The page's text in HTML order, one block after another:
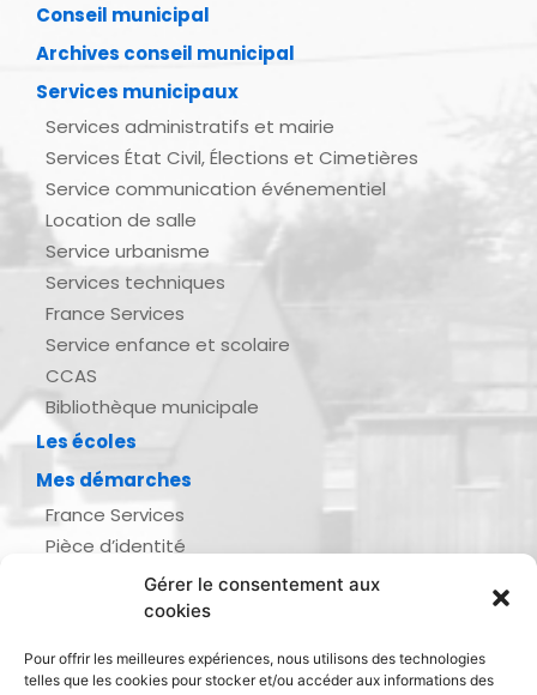
Gérer le consentement aux
cookies
Pour offrir les meilleures expériences, nous utilisons des technologies
telles que les cookies pour stocker et/ou accéder aux informations des
Conseil municipal
Archives conseil municipal
Services municipaux
Services administratifs et mairie
Services État Civil, Élections et Cimetières
Service communication événementiel
Location de salle
Service urbanisme
Services techniques
France Services
Service enfance et scolaire
CCAS
Bibliothèque municipale
Les écoles
Mes démarches
France Services
Pièce d’identité
Demande d’actes d’état civil
Inscription listes électorales